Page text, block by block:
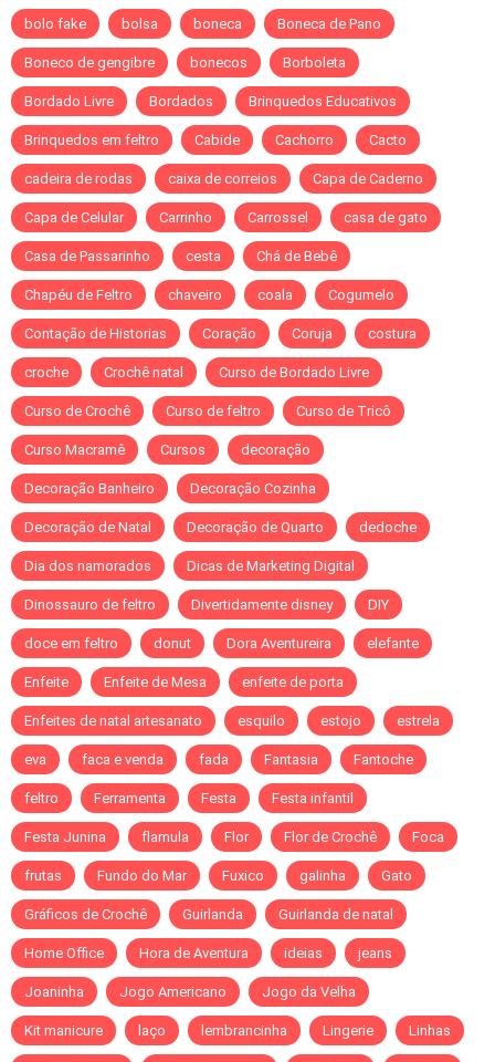
bolo fake bolsa boneca Boneca de Pano
Boneco de gengibre bonecos Borboleta
Bordado Livre Bordados Brinquedos Educativos
Brinquedos em feltro Cabide Cachorro Cacto
cadeira de rodas caixa de correios Capa de Caderno
Capa de Celular Carrinho Carrossel casa de gato
Casa de Passarinho cesta Chá de Bebê
Chapéu de Feltro chaveiro coala Cogumelo
Contação de Historias Coração Coruja costura
croche Crochê natal Curso de Bordado Livre
Curso de Crochê Curso de feltro Curso de Tricô
Curso Macramê Cursos decoração
Decoração Banheiro Decoração Cozinha
Decoração de Natal Decoração de Quarto dedoche
Dia dos namorados Dicas de Marketing Digital
Dinossauro de feltro Divertidamente disney DIY
doce em feltro donut Dora Aventureira elefante
Enfeite Enfeite de Mesa enfeite de porta
Enfeites de natal artesanato esquilo estojo estrela
eva faca e venda fada Fantasia Fantoche
feltro Ferramenta Festa Festa infantil
Festa Junina flamula Flor Flor de Crochê Foca
frutas Fundo do Mar Fuxico galinha Gato
Gráficos de Crochê Guirlanda Guirlanda de natal
Home Office Hora de Aventura ideias jeans
Joaninha Jogo Americano Jogo da Velha
Kit manicure laço lembrancinha Lingerie Linhas